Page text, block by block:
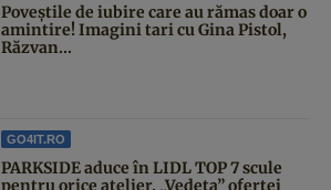
Poveştile de iubire care au rămas doar o
amintire! Imagini tari cu Gina Pistol,
Răzvan...
GO4IT.RO
PARKSIDE aduce în LIDL TOP 7 scule
pentru orice atelier. „Vedeta” ofertei